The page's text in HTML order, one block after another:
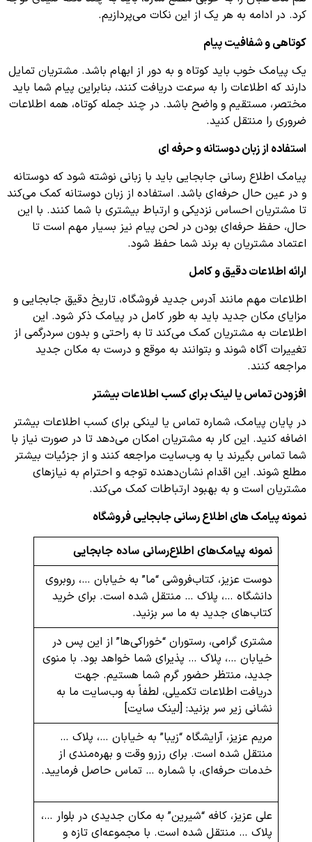
کرد. در ادامه به هر یک از این نکات می‌پردازیم.
کوتاهی و شفافیت پیام
یک پیامک خوب باید کوتاه و به دور از ابهام باشد. مشتریان تمایل
دارند که اطلاعات را به سرعت دریافت کنند، بنابراین پیام شما باید
مختصر، مستقیم و واضح باشد. در چند جمله کوتاه، همه اطلاعات
ضروری را منتقل کنید.
استفاده از زبان دوستانه و حرفه ای
پیامک اطلاع رسانی جابجایی باید با زبانی نوشته شود که دوستانه
و در عین حال حرفه‌ای باشد. استفاده از زبان دوستانه کمک می‌کند
تا مشتریان احساس نزدیکی و ارتباط بیشتری با شما کنند. با این
حال، حفظ حرفه‌ای بودن در لحن پیام نیز بسیار مهم است تا
اعتماد مشتریان به برند شما حفظ شود.
ارائه اطلاعات دقیق و کامل
اطلاعات مهم مانند آدرس جدید فروشگاه، تاریخ دقیق جابجایی و
مزایای مکان جدید باید به طور کامل در پیامک ذکر شود. این
اطلاعات به مشتریان کمک می‌کند تا به راحتی و بدون سردرگمی از
تغییرات آگاه شوند و بتوانند به موقع و درست به مکان جدید
مراجعه کنند.
افزودن تماس یا لینک برای کسب اطلاعات بیشتر
در پایان پیامک، شماره تماس یا لینکی برای کسب اطلاعات بیشتر
اضافه کنید. این کار به مشتریان امکان می‌دهد تا در صورت نیاز با
شما تماس بگیرند یا به وب‌سایت مراجعه کنند و از جزئیات بیشتر
مطلع شوند. این اقدام نشان‌دهنده توجه و احترام به نیازهای
مشتریان است و به بهبود ارتباطات کمک می‌کند.
نمونه پیامک های اطلاع رسانی جابجایی فروشگاه
نمونه پیامک‌های اطلاع‌رسانی ساده جابجایی
دوست عزیز، کتاب‌فروشی “ما” به خیابان …، روبروی
دانشگاه …، پلاک … منتقل شده است. برای خرید
کتاب‌های جدید به ما سر بزنید.
مشتری گرامی، رستوران “خوراکی‌ها” از این پس در
خیابان …، پلاک … پذیرای شما خواهد بود. با منوی
جدید، منتظر حضور گرم شما هستیم. جهت
دریافت اطلاعات تکمیلی، لطفاً به وب‌سایت ما به
نشانی زیر سر بزنید: [لینک سایت]
مریم عزیز، آرایشگاه “زیبا” به خیابان …، پلاک …
منتقل شده است. برای رزرو وقت و بهره‌مندی از
خدمات حرفه‌ای، با شماره … تماس حاصل فرمایید.
علی عزیز، کافه “شیرین” به مکان جدیدی در بلوار …،
پلاک … منتقل شده است. با مجموعه‌ای تازه و